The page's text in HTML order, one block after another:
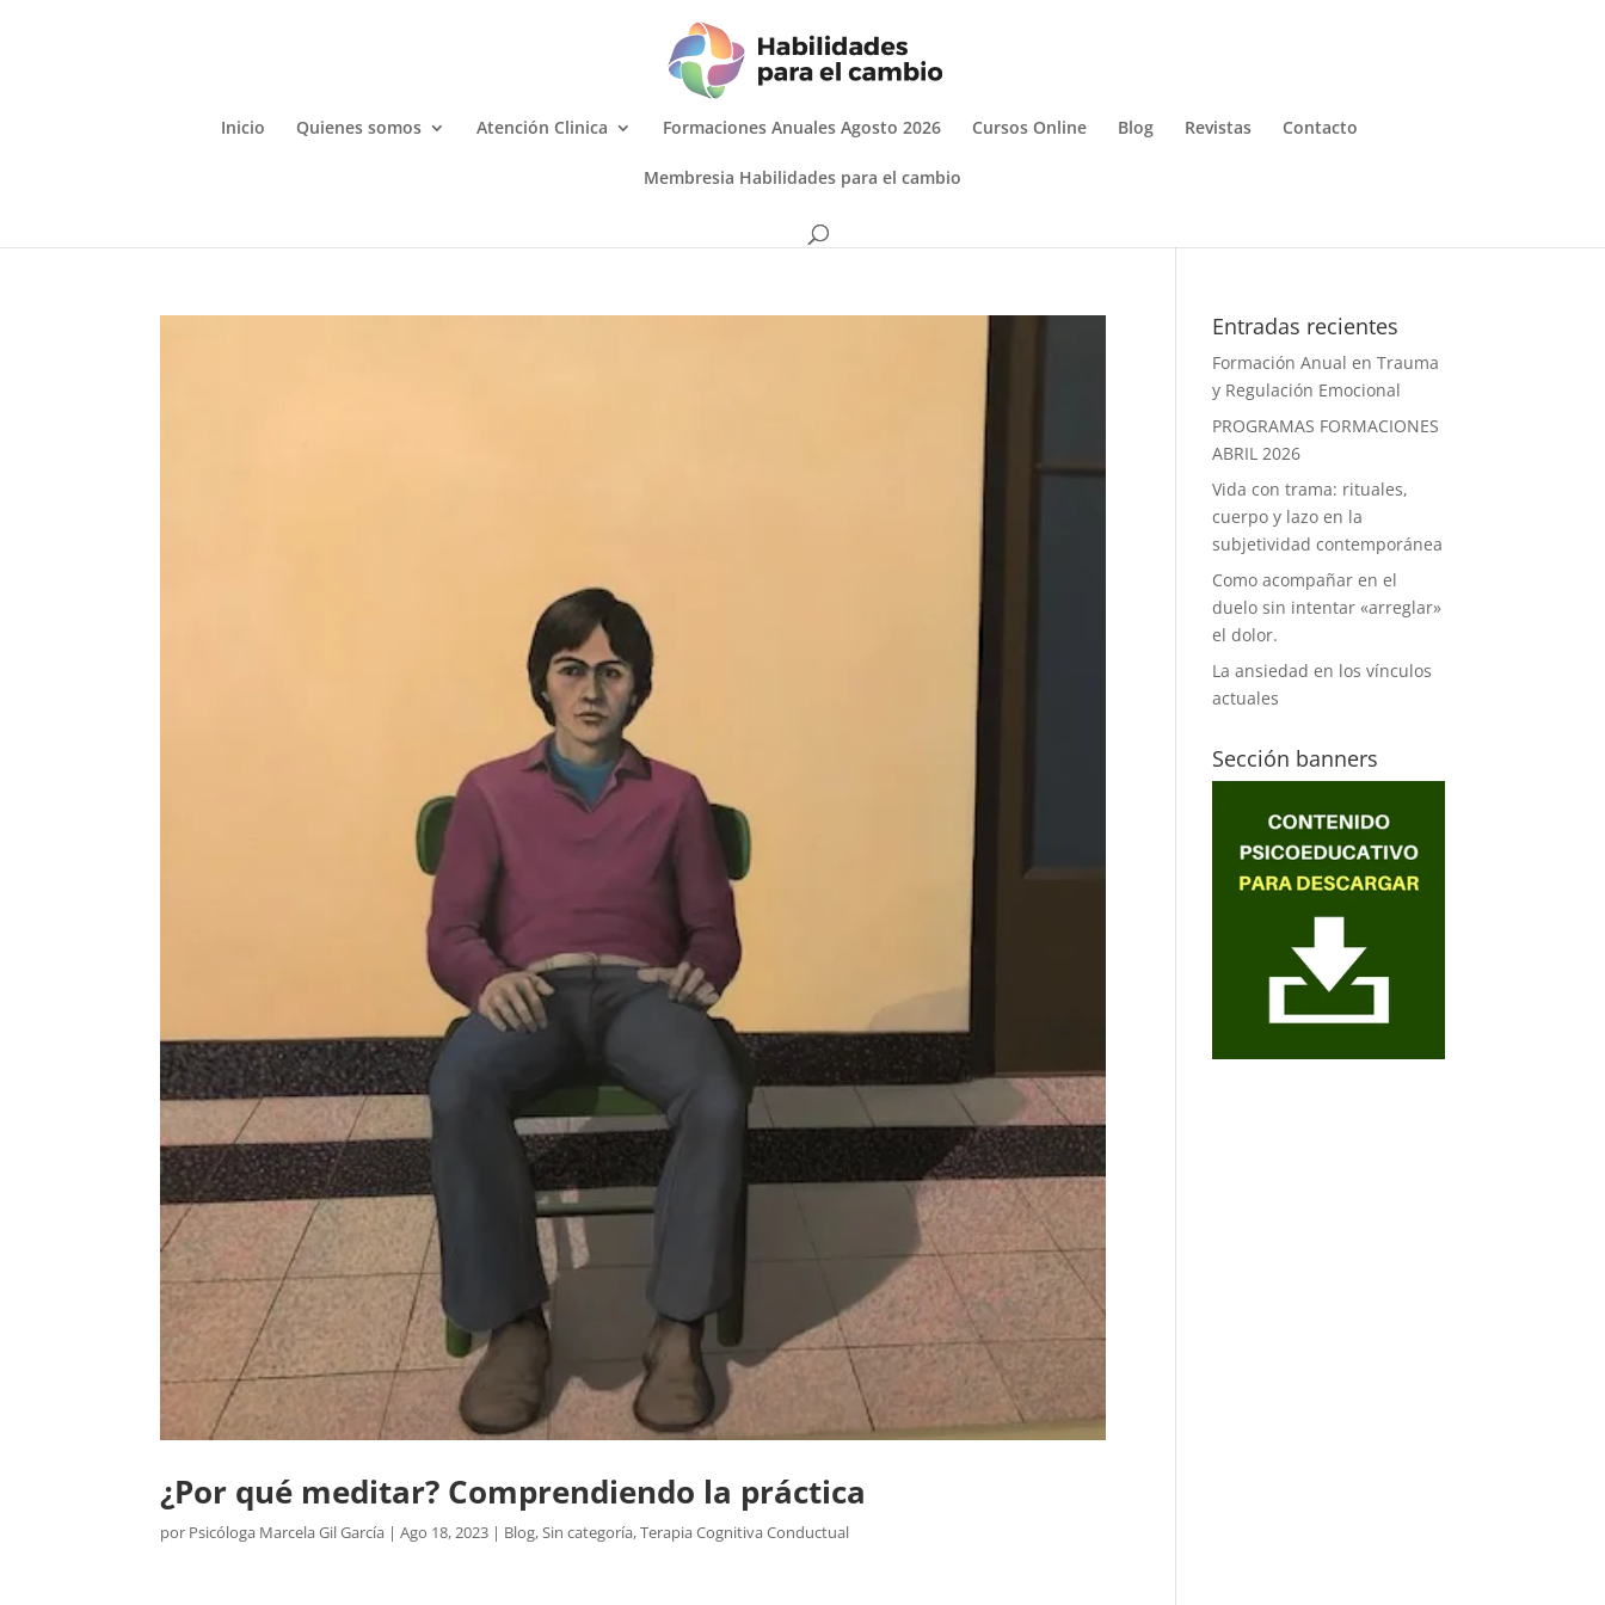
Inicio Quienes somos Atención Clinica Formaciones Anuales Agosto 2026 Cursos Online Blog Revistas Contacto
Membresia Habilidades para el cambio
¿Por qué meditar? Comprendiendo la práctica
por Psicóloga Marcela Gil García |Ago 18, 2023 | Blog,Sin categoría,Terapia Cognitiva Conductual
Entradas recientes
Formación Anual en Trauma
y Regulación Emocional
PROGRAMAS FORMACIONES
ABRIL 2026
Vida con trama: rituales,
cuerpo y lazo en la
subjetividad contemporánea
Como acompañar en el
duelo sin intentar «arreglar»
el dolor.
La ansiedad en los vínculos
actuales
Sección banners